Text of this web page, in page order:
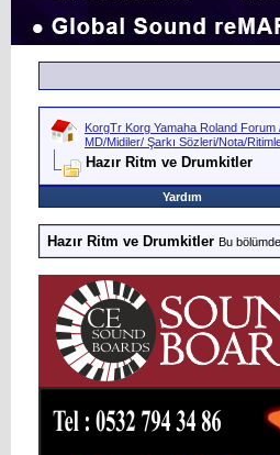
KorgTr Korg Yamaha Roland
MD/Midiler/ Şarkı Sözleri/Nota/
Hazır Ritm ve Drumkitler
Yardım
Hazır Ritm ve Drumkitler Bu